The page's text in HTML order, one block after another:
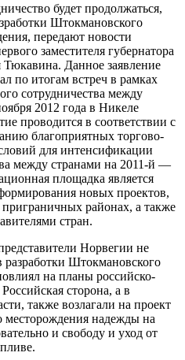
будет продолжаться,
Штокмановского
передают новости
заместителя губернатора
Данное заявление
по итогам встреч в рамках
сотрудничества между
2012 года в Никеле
проводится в соответствии с
благоприятных торгово-
для интенсификации
между странами на 2011-й —
площадка является
новых проектов,
приграничных районах, а также
стран.
Норвегии не
разработки Штокмановского
на планы российско-
сторона, а в
также возлагали на проект
месторождения надежды на
и свободу и уход от